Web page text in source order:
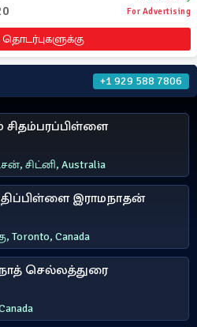
For Advertising
+1 929 588 7806
சிதம்பரப்பிள்ளை
சிட்னி, Australia
இராமநாதன்
Toronto, Canada
செல்லத்துரை